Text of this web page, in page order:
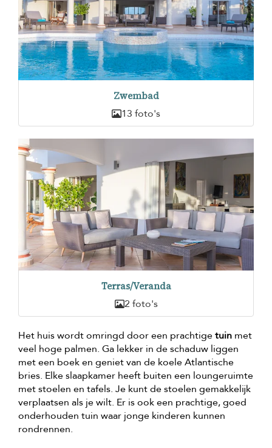
Zwembad
13 foto's
Terras/Veranda
2 foto's
Het huis wordt omringd door een prachtigetuin met
veel hoge palmen. Ga lekker in de schaduw liggen
met een boek en geniet van de koele Atlantische
bries. Elke slaapkamer heeft buiten een loungeruimte
met stoelen en tafels. Je kunt de stoelen gemakkelijk
verplaatsen als je wilt. Er is ook een prachtige, goed
onderhouden tuin waar jonge kinderen kunnen
rondrennen.